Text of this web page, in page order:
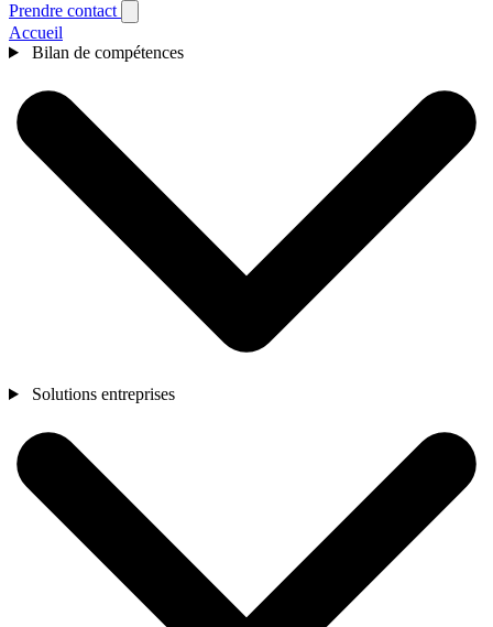
Prendre contact
Accueil
Bilan de compétences
Solutions entreprises